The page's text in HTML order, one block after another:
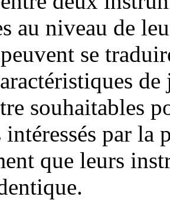
au niveau de
se
souhaitables
par la
que leurs